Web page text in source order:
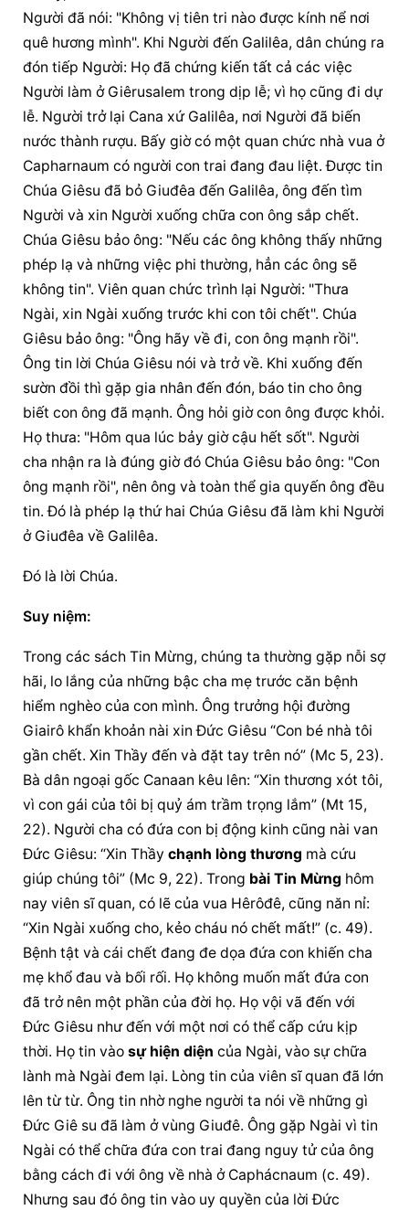
Người đã nói: "Không vị tiên tri nào được kính nể nơi
quê hương mình". Khi Người đến Galilêa, dân chúng ra
đón tiếp Người: Họ đã chứng kiến tất cả các việc
Người làm ở Giêrusalem trong dịp lễ; vì họ cũng đi dự
lễ. Người trở lại Cana xứ Galilêa, nơi Người đã biến
nước thành rượu. Bấy giờ có một quan chức nhà vua ở
Capharnaum có người con trai đang đau liệt. Ðược tin
Chúa Giêsu đã bỏ Giuđêa đến Galilêa, ông đến tìm
Người và xin Người xuống chữa con ông sắp chết.
Chúa Giêsu bảo ông: "Nếu các ông không thấy những
phép lạ và những việc phi thường, hẳn các ông sẽ
không tin". Viên quan chức trình lại Người: "Thưa
Ngài, xin Ngài xuống trước khi con tôi chết". Chúa
Giêsu bảo ông: "Ông hãy về đi, con ông mạnh rồi".
Ông tin lời Chúa Giêsu nói và trở về. Khi xuống đến
sườn đồi thì gặp gia nhân đến đón, báo tin cho ông
biết con ông đã mạnh. Ông hỏi giờ con ông được khỏi.
Họ thưa: "Hôm qua lúc bảy giờ cậu hết sốt". Người
cha nhận ra là đúng giờ đó Chúa Giêsu bảo ông: "Con
ông mạnh rồi", nên ông và toàn thể gia quyến ông đều
tin. Ðó là phép lạ thứ hai Chúa Giêsu đã làm khi Người
ở Giuđêa về Galilêa.
Ðó là lời Chúa.
Suy niệm:
Trong các sách Tin Mừng, chúng ta thường gặp nỗi sợ
hãi, lo lắng của những bậc cha mẹ trước căn bệnh
hiểm nghèo của con mình. Ông trưởng hội đường
Giairô khẩn khoản nài xin Đức Giêsu “Con bé nhà tôi
gần chết. Xin Thầy đến và đặt tay trên nó” (Mc 5, 23).
Bà dân ngoại gốc Canaan kêu lên: “Xin thương xót tôi,
vì con gái của tôi bị quỷ ám trầm trọng lắm” (Mt 15,
22). Người cha có đứa con bị động kinh cũng nài van
Đức Giêsu: “Xin Thầy chạnh lòng thương mà cứu
giúp chúng tôi” (Mc 9, 22). Trong bài Tin Mừng hôm
nay viên sĩ quan, có lẽ của vua Hêrôđê, cũng năn nỉ:
“Xin Ngài xuống cho, kẻo cháu nó chết mất!” (c. 49).
Bệnh tật và cái chết đang đe dọa đứa con khiến cha
mẹ khổ đau và bối rối. Họ không muốn mất đứa con
đã trở nên một phần của đời họ. Họ vội vã đến với
Đức Giêsu như đến với một nơi có thể cấp cứu kịp
thời. Họ tin vào sự hiện diện của Ngài, vào sự chữa
lành mà Ngài đem lại. Lòng tin của viên sĩ quan đã lớn
lên từ từ. Ông tin nhờ nghe người ta nói về những gì
Đức Giê su đã làm ở vùng Giuđê. Ông gặp Ngài vì tin
Ngài có thể chữa đứa con trai đang nguy tử của ông
bằng cách đi với ông về nhà ở Caphácnaum (c. 49).
Nhưng sau đó ông tin vào uy quyền của lời Đức